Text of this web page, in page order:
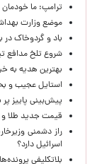
ترامپ: ما
موضع وزارت
باد و گردوخاک
شروع تلخ مدافع
بهترین هدیه به
استایل عجیب و
پیش‌بینی پاییز پر
قیمت جدید طلا و سکه امروز ۱۶
راز دشمنی
اسرائیل دارد؟
بلاتکلیفی